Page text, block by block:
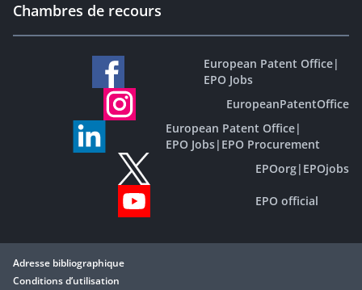
Chambres de recours
European Patent Office|
EPO Jobs
EuropeanPatentOffice
European Patent Office|
EPO Jobs| EPO Procurement
EPOorg| EPOjobs
EPO official
Adresse bibliographique
Conditions d’utilisation